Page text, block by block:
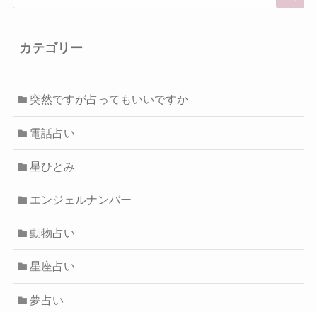
カテゴリー
突然ですが占ってもいいですか
電話占い
星ひとみ
エンジェルナンバー
動物占い
星座占い
夢占い